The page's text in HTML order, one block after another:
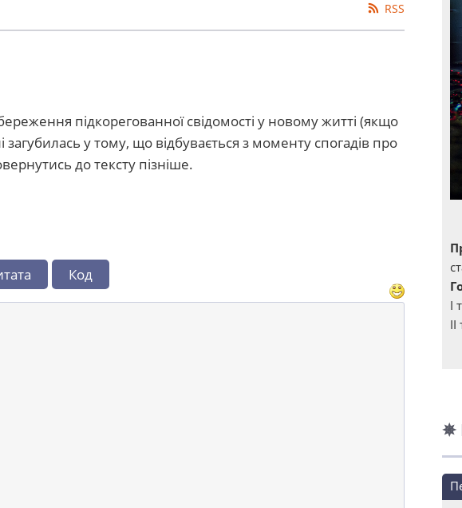
RSS
підкорегованної свідомості у новому житті (якщо
загубилась у тому, що відбувається з моменту спогадів про
до тексту пізніше.
Код
І
✵